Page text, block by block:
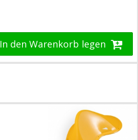
In den Warenkorb legen